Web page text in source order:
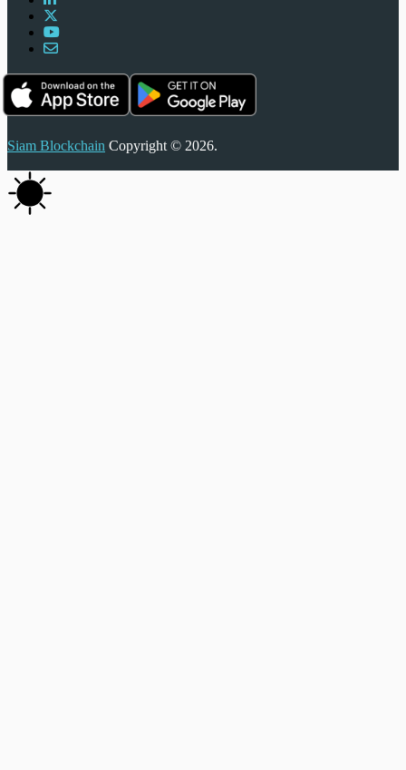
Siam Blockchain Copyright © 2026.